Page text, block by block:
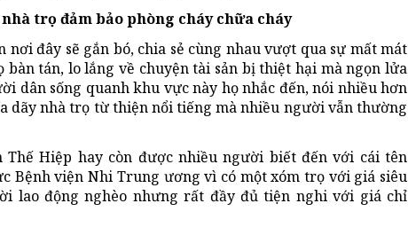
trọ đảm bảo phòng cháy chữa cháy
nơi đây sẽ gắn bó, chia sẻ cùng nhau vượt qua sự mất mát
bàn tán, lo lắng về chuyện tài sản bị thiệt hại mà ngọn lửa
dân sống quanh khu vực này họ nhắc đến, nói nhiều hơn
dãy nhà trọ từ thiện nổi tiếng mà nhiều người vẫn thường
Thế Hiệp hay còn được nhiều người biết đến với cái tên
Bệnh viện Nhi Trung ương vì có một xóm trọ với giá siêu
lao động nghèo nhưng rất đầy đủ tiện nghi với giá chỉ